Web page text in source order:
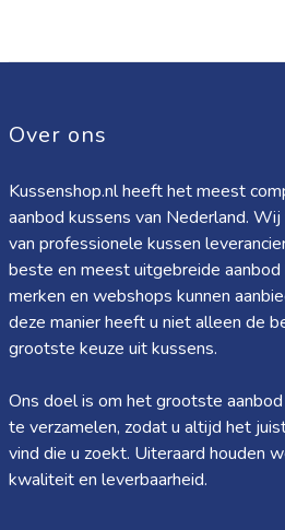
Over ons
Kussenshop.nl heeft het meest
aanbod kussens van Nederland.
van professionele kussen
beste en meest uitgebreide
merken en webshops kunnen
deze manier heeft u niet alleen de
grootste keuze uit kussens.
Ons doel is om het grootste
te verzamelen, zodat u altijd het
vind die u zoekt. Uiteraard houden
kwaliteit en leverbaarheid.